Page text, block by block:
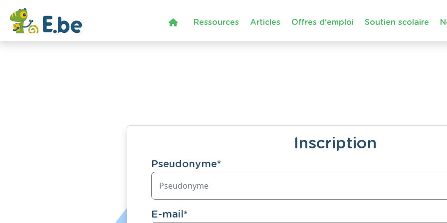
Ressources Articles Offres d'emploi Soutien scolaire
Inscription
Pseudonyme*
E-mail*